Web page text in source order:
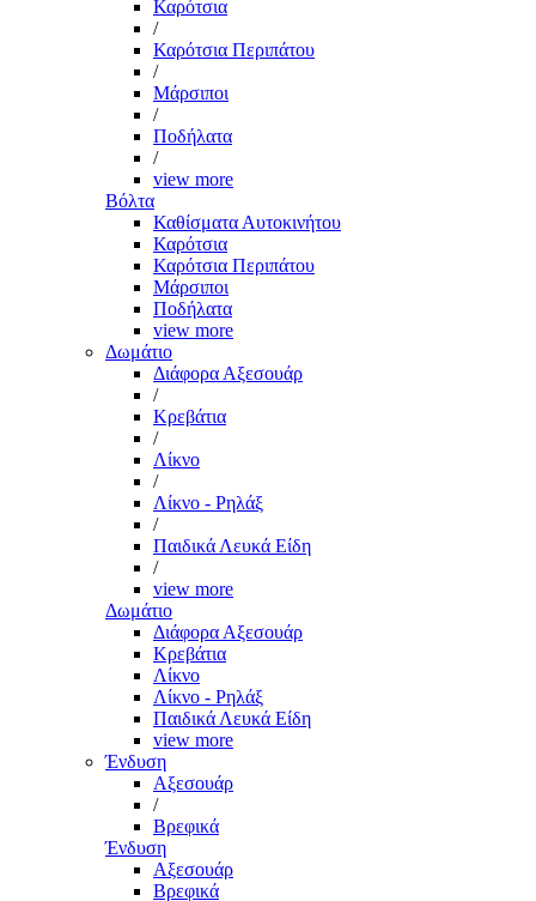
Καρότσια
/
Καρότσια Περιπάτου
/
Μάρσιποι
/
Ποδήλατα
/
view more
Βόλτα
Καθίσματα Αυτοκινήτου
Καρότσια
Καρότσια Περιπάτου
Μάρσιποι
Ποδήλατα
view more
Δωμάτιο
Διάφορα Αξεσουάρ
/
Κρεβάτια
/
Λίκνο
/
Λίκνο - Ρηλάξ
/
Παιδικά Λευκά Είδη
/
view more
Δωμάτιο
Διάφορα Αξεσουάρ
Κρεβάτια
Λίκνο
Λίκνο - Ρηλάξ
Παιδικά Λευκά Είδη
view more
Ένδυση
Αξεσουάρ
/
Βρεφικά
Ένδυση
Αξεσουάρ
Βρεφικά